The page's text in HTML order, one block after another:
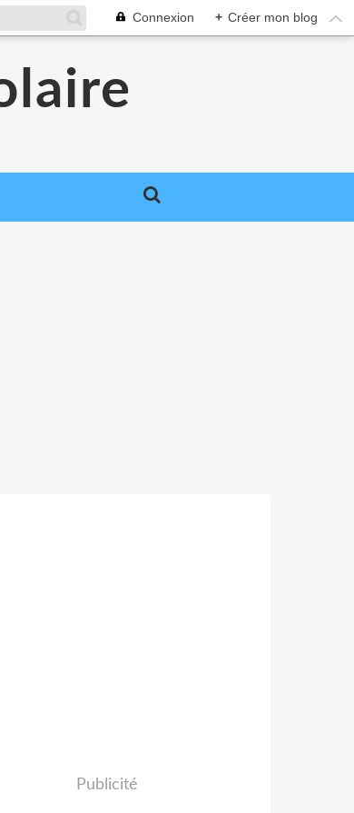
Connexion + Créer mon blog
Publicité